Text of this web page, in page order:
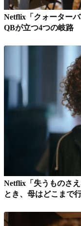
Netflix「クォーター
QBが立つ4つの岐路
Netflix「失うものさ
とき、母はどこまで